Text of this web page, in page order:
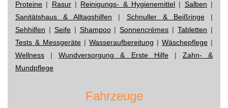
Proteine | Rasur| Reinigungs- & Hygienemittel | Salben |
Sanitätshaus & Alltagshilfen | Schnuller & Beißringe|
Sehhilfen | Seife| Shampoo|Sonnencrèmes |Tabletten |
Tests & Messgeräte | Wasseraufbereitung | Wäschepflege |
Wellness |Wundversorgung & Erste Hilfe| Zahn- &
Mundpflege
Fahrzeuge